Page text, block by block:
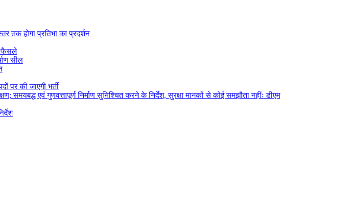
तक होगा प्रतिभा का प्रदर्शन
फैसले
सील
पर की जाएगी भर्ती
समयबद्ध एवं गुणवत्तापूर्ण निर्माण सुनिश्चित करने के निर्देश, सुरक्षा मानकों से कोई समझौता नहींः डीएम